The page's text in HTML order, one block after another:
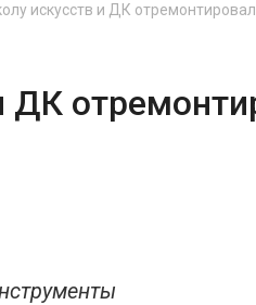
искусств и ДК
ДК